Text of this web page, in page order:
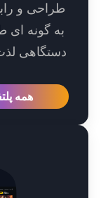
و رابط
گونه ای طراحی
لذت بخش
همه پلتفرم‌ها